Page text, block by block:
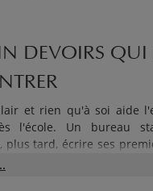
DEVOIRS QUI
et rien qu'à soi aide
l'école. Un bureau
plus tard, écrire ses
pour que les pieds